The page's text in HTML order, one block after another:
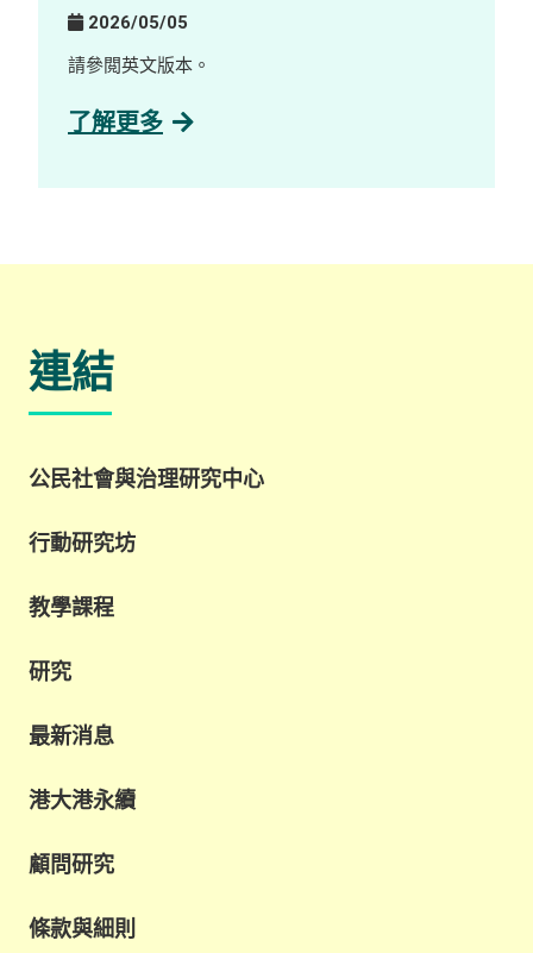
中環藝穗會 陳麗玲畫廊（Google 地圖） 歡迎瀏覽
展覽專頁了解更多：
Partnerships
2026/05/05
請參閲英文版本。
了解更多
連結
公民社會與治理研究中心
行動研究坊
教學課程
研究
最新消息
港大港永續
顧問研究
條款與細則